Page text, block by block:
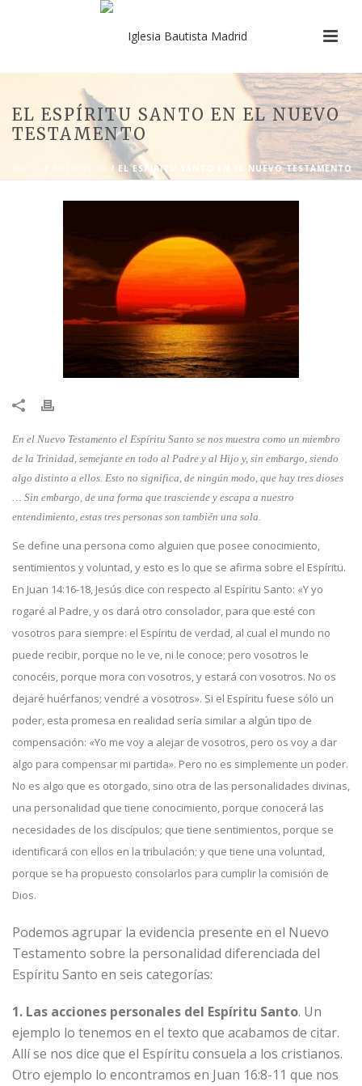
EL ESPÍRITU SANTO EN EL NUEVO
TESTAMENTO
/ / EL ESPÍRITU SANTO EN EL NUEVO TESTAMENTO
​En el Nuevo Testamento el Espíritu Santo se nos muestra como un miembro
de la Trinidad, semejante en todo al Padre y al Hijo y, sin embargo, siendo
algo distinto a ellos. Esto no significa, de ningún modo, que hay tres dioses
… Sin embargo, de una forma que trasciende y escapa a nuestro
entendimiento, estas tres personas son también una sola.
Se define una persona como alguien que posee conocimiento,
sentimientos y voluntad, y esto es lo que se afirma sobre el Espíritu.
En Juan 14:16-18, Jesús dice con respecto al Espíritu Santo: «Y yo
rogaré al Padre, y os dará otro consolador, para que esté con
vosotros para siempre: el Espíritu de verdad, al cual el mundo no
puede recibir, porque no le ve, ni le conoce; pero vosotros le
conocéis, porque mora con vosotros, y estará con vosotros. No os
dejaré huérfanos; vendré a vosotros». Si el Espíritu fuese sólo un
poder, esta promesa en realidad sería similar a algún tipo de
compensación: «Yo me voy a alejar de vosotros, pero os voy a dar
algo para compensar mi partida». Pero no es simplemente un poder.
No es algo que es otorgado, sino otra de las personalidades divinas,
una personalidad que tiene conocimiento, porque conocerá las
necesidades de los discípulos; que tiene sentimientos, porque se
identificará con ellos en la tribulación; y que tiene una voluntad,
porque se ha propuesto consolarlos para cumplir la comisión de
Dios.
Podemos agrupar la evidencia presente en el Nuevo
Testamento sobre la personalidad diferenciada del
Espíritu Santo en seis categorías:
1. Las acciones personales del Espíritu Santo. Un
ejemplo lo tenemos en el texto que acabamos de citar.
Allí se nos dice que el Espíritu consuela a los cristianos.
Otro ejemplo lo encontramos en Juan 16:8-11 que nos